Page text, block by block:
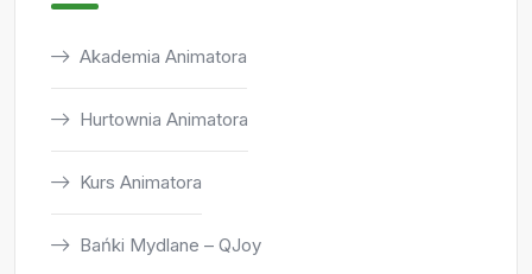
Akademia Animatora
Hurtownia Animatora
Kurs Animatora
Bańki Mydlane – QJoy